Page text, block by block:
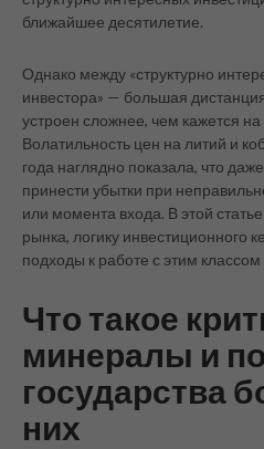
ближайшее десятилетие.
Однако между «структурно
инвестора» — большая
устроен сложнее, чем кажется на
Волатильность цен на литий и
года наглядно показала, что
принести убытки при
или момента входа. В этой
рынка, логику инвестиционного
подходы к работе с этим классом
Что такое
минералы и
государства
них